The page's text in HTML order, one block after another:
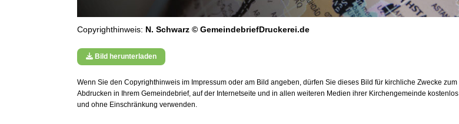
Copyrighthinweis: N. Schwarz © GemeindebriefDruckerei.de
Bild herunterladen
Wenn Sie den Copyrighthinweis im Impressum oder am Bild angeben, dürfen Sie dieses Bild für kirchliche Zwecke zum
Abdrucken in Ihrem Gemeindebrief, auf der Internetseite und in allen weiteren Medien ihrer Kirchengemeinde kostenlos
und ohne Einschränkung verwenden.